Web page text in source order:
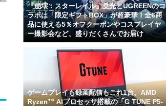
『崩壊：スターレイル』爻光とUGREENのコ
ラボは「限定ギフトBOX」が超豪華！全6商
品に使える5％オフクーポンやコスプレイヤ
ー撮影会など、盛りだくさんでお届け
ゲームプレイも録画配信もこれ1台。AMD
Ryzen™ AIプロセッサ搭載の「G TUNE P5-